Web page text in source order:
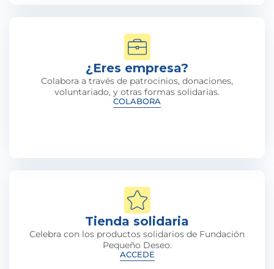
Tienda solidaria
Celebra con los productos solidarios de Fundación
Pequeño Deseo.
ACCEDE
¿Eres empresa?
Colabora a través de patrocinios, donaciones,
voluntariado, y otras formas solidarias.
COLABORA